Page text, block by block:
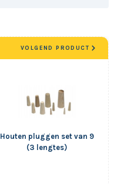
Houten pluggen set van 9
(3 lengtes)
VOLGEND PRODUCT